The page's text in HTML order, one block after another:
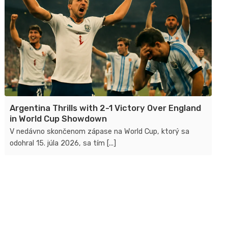
Argentina Thrills with 2-1 Victory Over England
in World Cup Showdown
V nedávno skončenom zápase na World Cup, ktorý sa
odohral 15. júla 2026, sa tím [...]